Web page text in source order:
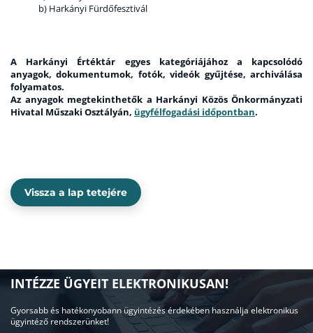
b) Harkányi Fürdőfesztivál
A Harkányi Értéktár egyes kategóriájához a kapcsolódó
anyagok, dokumentumok, fotók, videók gyűjtése, archiválása
folyamatos.
Az anyagok megtekinthetők a Harkányi Közös Önkormányzati
Hivatal Műszaki Osztályán, ügyfélfogadási időpontban.
Vissza a lap tetejére
INTÉZZE ÜGYEIT ELEKTRONIKUSAN!
Gyorsabb és hatékonyobann ügyintézés érdekében használja elektronikus
ügyintéző rendszerünket!